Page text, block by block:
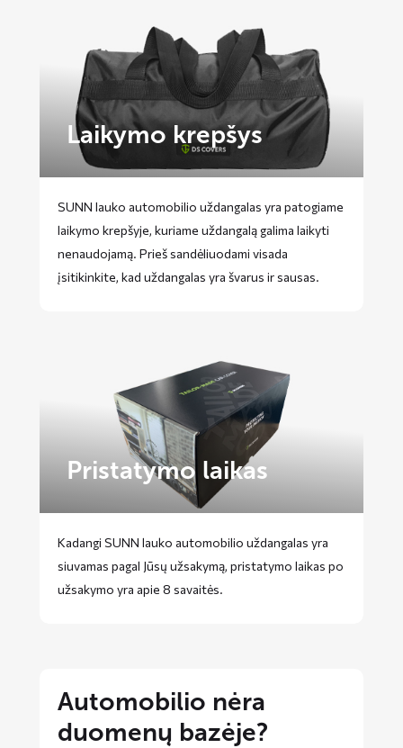
Laikymo krepšys
SUNN lauko automobilio uždangalas yra patogiame
laikymo krepšyje, kuriame uždangalą galima laikyti
nenaudojamą. Prieš sandėliuodami visada
įsitikinkite, kad uždangalas yra švarus ir sausas.
Pristatymo laikas
Kadangi SUNN lauko automobilio uždangalas yra
siuvamas pagal Jūsų užsakymą, pristatymo laikas po
užsakymo yra apie 8 savaitės.
Automobilio nėra
duomenų bazėje?